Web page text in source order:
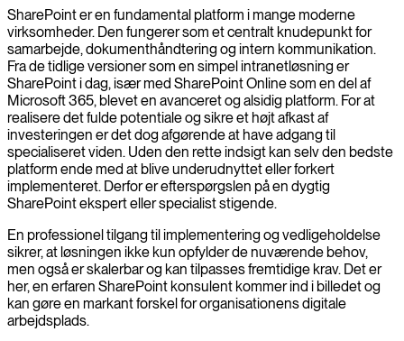
Vi leverer SharePoint infrastruktur-ekspertise for at optimere din
platforms ydeevne, sikkerhed og skalerbarhed, samtidig med at vi
sikrer problemfri samarbejde på tværs af din organisation.
SharePoint er en fundamental platform i mange moderne
virksomheder. Den fungerer som et centralt knudepunkt for
samarbejde, dokumenthåndtering og intern kommunikation.
Fra de tidlige versioner som en simpel intranetløsning er
SharePoint i dag, især med SharePoint Online som en del af
Microsoft 365, blevet en avanceret og alsidig platform. For at
realisere det fulde potentiale og sikre et højt afkast af
investeringen er det dog afgørende at have adgang til
specialiseret viden. Uden den rette indsigt kan selv den bedste
platform ende med at blive underudnyttet eller forkert
implementeret. Derfor er efterspørgslen på en dygtig
SharePoint ekspert eller specialist stigende.
En professionel tilgang til implementering og vedligeholdelse
sikrer, at løsningen ikke kun opfylder de nuværende behov,
men også er skalerbar og kan tilpasses fremtidige krav. Det er
her, en erfaren SharePoint konsulent kommer ind i billedet og
kan gøre en markant forskel for organisationens digitale
arbejdsplads.